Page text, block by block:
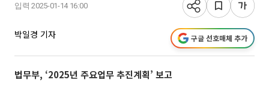
입력 2025-01-14 16:00
박일경 기자 구글 선호매체 추가
법무부, ‘2025년 주요업무 추진계획’ 보고